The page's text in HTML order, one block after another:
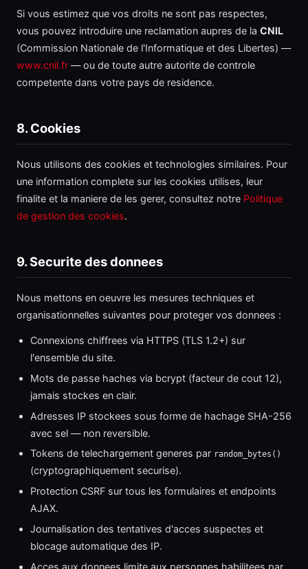
Si vous estimez que vos droits ne sont pas respectes,
vous pouvez introduire une reclamation aupres de la CNIL
(Commission Nationale de l'Informatique et des Libertes) —
www.cnil.fr — ou de toute autre autorite de controle
competente dans votre pays de residence.
8. Cookies
Nous utilisons des cookies et technologies similaires. Pour
une information complete sur les cookies utilises, leur
finalite et la maniere de les gerer, consultez notre Politique
de gestion des cookies.
9. Securite des donnees
Nous mettons en oeuvre les mesures techniques et
organisationnelles suivantes pour proteger vos donnees :
Connexions chiffrees via HTTPS (TLS 1.2+) sur
l'ensemble du site.
Mots de passe haches via bcrypt (facteur de cout 12),
jamais stockes en clair.
Adresses IP stockees sous forme de hachage SHA-256
avec sel — non reversible.
Tokens de telechargement generes par random_bytes()
(cryptographiquement securise).
Protection CSRF sur tous les formulaires et endpoints
AJAX.
Journalisation des tentatives d'acces suspectes et
blocage automatique des IP.
Acces aux donnees limite aux personnes habilitees par